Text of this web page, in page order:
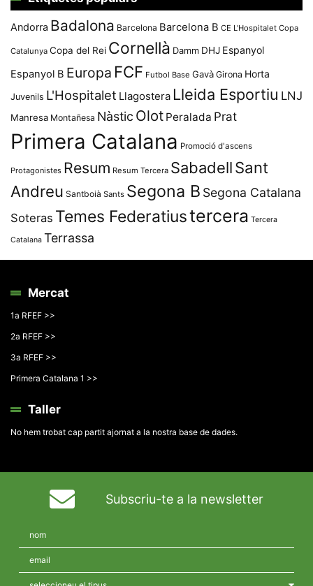
Andorra Badalona Barcelona Barcelona B CE L'Hospitalet Copa
Catalunya Copa del Rei Cornellà Damm DHJ Espanyol
Espanyol B Europa FCF Futbol Base Gavà Girona Horta
Juvenils L'Hospitalet Llagostera Lleida Esportiu LNJ
Manresa Montañesa Nàstic Olot Peralada Prat
Primera Catalana Promoció d'ascens
Protagonistes Resum Resum Tercera SabadellSant
Andreu Santboià Sants Segona B Segona Catalana
Soteras Temes Federatiustercera Tercera
Catalana Terrassa
Mercat
1a RFEF >>
2a RFEF >>
3a RFEF >>
Primera Catalana 1 >>
Taller
No hem trobat cap partit ajornat a la nostra base de dades.
Subscriu-te a la newsletter